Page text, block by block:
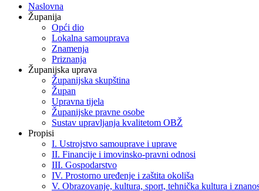
Naslovna
Županija
Opći dio
Lokalna samouprava
Znamenja
Priznanja
Županijska uprava
Županijska skupština
Župan
Upravna tijela
Županijske pravne osobe
Sustav upravljanja kvalitetom OBŽ
Propisi
I. Ustrojstvo samouprave i uprave
II. Financije i imovinsko-pravni odnosi
III. Gospodarstvo
IV. Prostorno uređenje i zaštita okoliša
V. Obrazovanje, kultura, sport, tehnička kultura i